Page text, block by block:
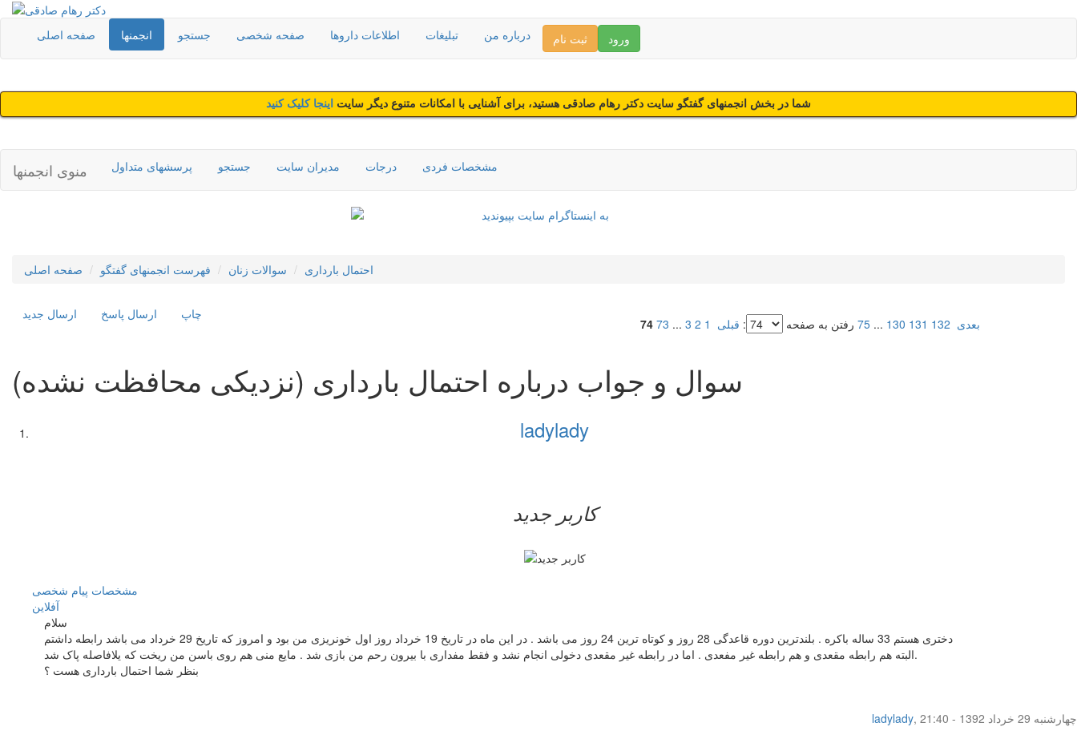
صفحه اصلی انجمنها جستجو صفحه شخصی اطلاعات داروها تبلیغات درباره من ثبت نام ورود
شما در بخش انجمنهای گفتگو سایت دکتر رهام صادقی هستید، برای آشنایی با امکانات متنوع دیگر سایت اینجا کلیک کنید
منوی انجمنها پرسشهای متداول جستجو مدیران سایت درجات مشخصات فردی
صفحه اصلی فهرست انجمنهای گفتگو سوالات زنان احتمال بارداری
ارسال جديد ارسال پاسخ چاپ
رفتن به صفحه : قبلی 1
2
3
...
73
74 75 ... 130 131 132 بعدی
سوال و جواب درباره احتمال بارداری (نزدیکی محافظت نشده)
ladylady
کاربر جدید
مشخصات پیام شخصی
آفلاين
سلام
دختری هستم 33 ساله باکره . بلندترین دوره قاعدگی 28 روز و کوتاه ترین 24 روز می باشد . در این ماه در تاریخ 19 خرداد روز اول خونریزی من بود و امروز که تاریخ 29 خرداد می باشد رابطه داشتم
البته هم رابطه مقعدی و هم رابطه غیر مفعدی . اما در رابطه غیر مقعدی دخولی انجام نشد و فقط مفداری با بیرون رحم من بازی شد . مایع منی هم روی باسن من ریخت که یلافاصله پاک شد.
بنظر شما احتمال بارداری هست ؟
ladylady,
چهار‌شنبه 29 خرداد 1392 - 21:40